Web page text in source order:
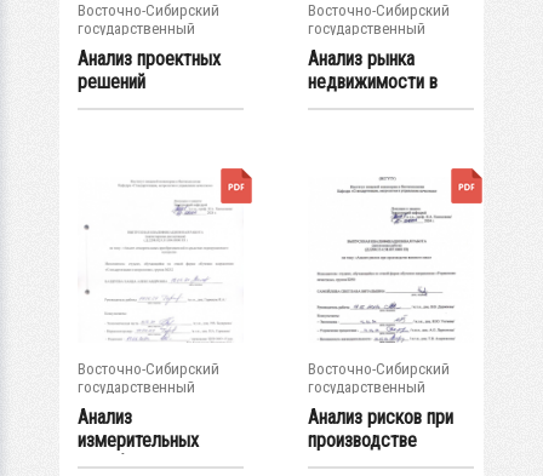
Восточно-Сибирский
государственный
университет...
Анализ проектных
решений
инженерных систем
Восточно-Сибирский
государственный
университет...
Анализ рынка
недвижимости в
г.Улан-Удэ с...
Восточно-Сибирский
государственный
университет...
Анализ
измерительных
преобразователей в
Восточно-Сибирский
государственный
университет...
Анализ рисков при
производстве
вяленого мяса :...